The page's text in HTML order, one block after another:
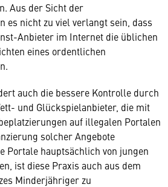
Aus der Sicht der
es nicht zu viel verlangt sein, dass
Anbieter im Internet die üblichen
eines ordentlichen
auch die bessere Kontrolle durch
und Glückspielanbieter, die mit
auf illegalen Portalen
solcher Angebote
Portale hauptsächlich von jungen
ist diese Praxis auch aus dem
Minderjähriger zu